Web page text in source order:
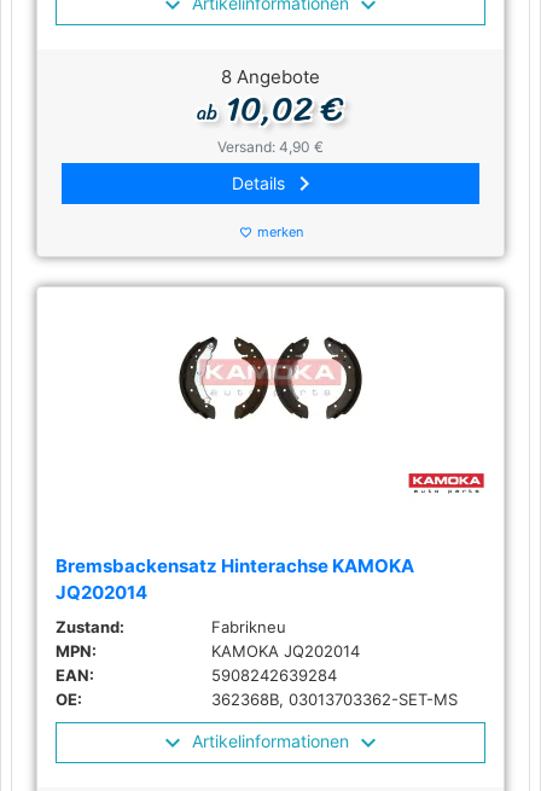
8 Angebote
ab10,02 €
Versand: 4,90 €
Details keyboard_arrow_right
favorite_border merken
Bremsbackensatz Hinterachse KAMOKA
JQ202014
Zustand:
Fabrikneu
MPN:
KAMOKA JQ202014
EAN:
5908242639284
OE:
362368B, 03013703362-SET-MS
Artikelinformationen